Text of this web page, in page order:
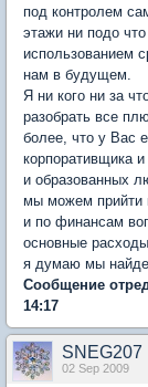
под контролем
этажи ни подо
использованием
нам в будущем.
Я ни кого ни за
разобрать все
более, что у Вас
корпоративщика
и образованных
мы можем прийти
и по финансам
основные
я думаю мы
Сообщение
14:17
SNEG207
02 Sep 2009